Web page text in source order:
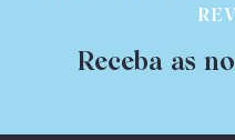
Receba as